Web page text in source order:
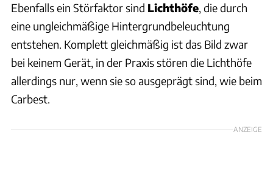
Ebenfalls ein Störfaktor sind Lichthöfe, die durch
eine ungleichmäßige Hintergrundbeleuchtung
entstehen. Komplett gleichmäßig ist das Bild zwar
bei keinem Gerät, in der Praxis stören die Lichthöfe
allerdings nur, wenn sie so ausgeprägt sind, wie beim
Carbest.
ANZEIGE